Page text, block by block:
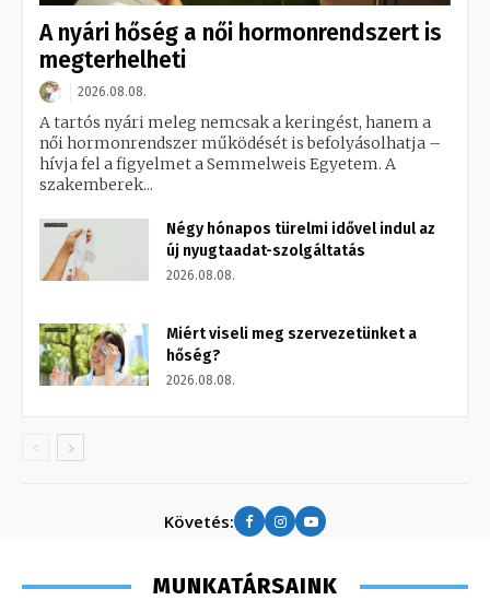
A nyári hőség a női hormonrendszert is
megterhelheti
2026.08.08.
A tartós nyári meleg nemcsak a keringést, hanem a
női hormonrendszer működését is befolyásolhatja –
hívja fel a figyelmet a Semmelweis Egyetem. A
szakemberek...
Négy hónapos türelmi idővel indul az
új nyugtaadat-szolgáltatás
2026.08.08.
Miért viseli meg szervezetünket a
hőség?
2026.08.08.
Követés:
MUNKATÁRSAINK